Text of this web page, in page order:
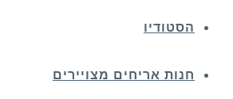
הסטודיו
חנות אריחים מצויירים